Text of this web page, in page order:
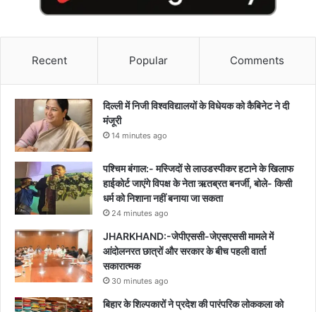
Recent Popular Comments
दिल्ली में निजी विश्वविद्यालयों के विधेयक को कैबिनेट ने दी
मंजूरी
14 minutes ago
पश्चिम बंगाल:- मस्जिदों से लाउडस्पीकर हटाने के खिलाफ
हाईकोर्ट जाएंगे विपक्ष के नेता ऋतब्रत बनर्जी, बोले- किसी
धर्म को निशाना नहीं बनाया जा सकता
24 minutes ago
JHARKHAND:-जेपीएससी-जेएसएससी मामले में
आंदोलनरत छात्रों और सरकार के बीच पहली वार्ता
सकारात्मक
30 minutes ago
बिहार के शिल्पकारों ने प्रदेश की पारंपरिक लोककला को